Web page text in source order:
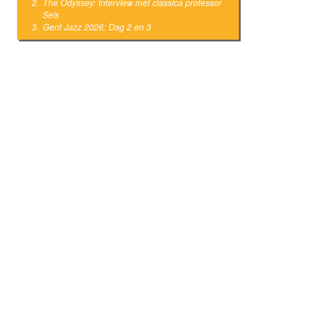
Sels
Gent Jazz 2026: Dag 2 en 3